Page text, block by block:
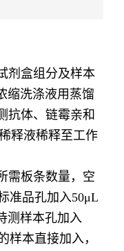
剂盒组分及样本
缩洗涤液用蒸馏
抗体、链霉亲和
释液稀释至工作
需板条数量，空
准品孔加入50μL
测样本孔加入
样本直接加入，